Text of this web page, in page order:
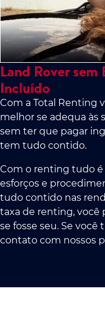
Land Rover
Incluído
Com a Total Renting
melhor se adequa às
sem ter que pagar
tem tudo contido.
Com o renting tudo
esforços e
tudo contido nas
taxa de renting, você
se fosse seu. Se
contato com nossos